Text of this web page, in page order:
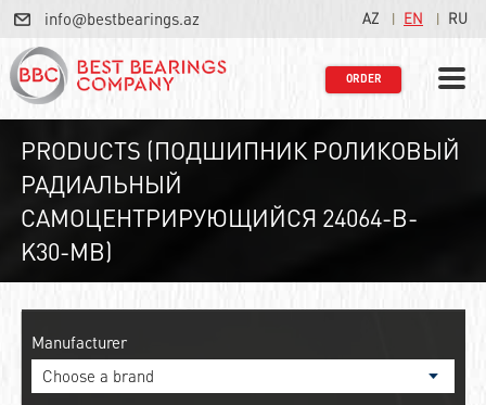
info@bestbearings.az AZ EN RU
ORDER
PRODUCTS (ПОДШИПНИК РОЛИКОВЫЙ
РАДИАЛЬНЫЙ
САМОЦЕНТРИРУЮЩИЙСЯ 24064-B-
K30-MB)
Manufacturer